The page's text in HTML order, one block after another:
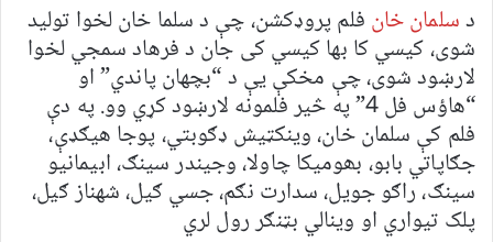
دسلمان خان فلم پروډکشن، چې د سلما خان لخوا تولید
شوی، کیسي کا بها کیسي کی جان د فرهاد سمجي لخوا
لارښود شوی، چې مخکې یې د “بچهان پاندي” او
“هاؤس فل 4” په څیر فلمونه لارښود کړي وو. په دې
فلم کې سلمان خان، وینکټیش ډګوبتي، پوجا هیګډې،
جګاپاتي بابو، بھومیکا چاولا، وجیندر سینګ، ابیمانیو
سینګ، راګو جویل، سدارت نګم، جسي ګیل، شهناز ګیل،
پلک تیواري او وینالي بټنګر رول لري